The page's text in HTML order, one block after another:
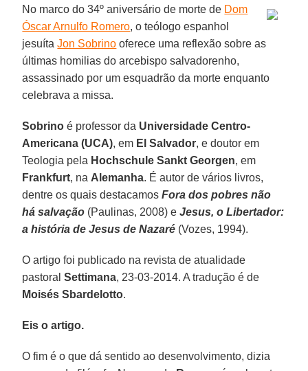
No marco do 34º aniversário de morte de Dom
Óscar Arnulfo Romero, o teólogo espanhol
jesuítaJon Sobrino oferece uma reflexão sobre as
últimas homilias do arcebispo salvadorenho,
assassinado por um esquadrão da morte enquanto
celebrava a missa.
Sobrino é professor da Universidade Centro-
Americana (UCA), em El Salvador, e doutor em
Teologia pela Hochschule Sankt Georgen, em
Frankfurt, na Alemanha. É autor de vários livros,
dentre os quais destacamosFora dos pobres não
há salvação (Paulinas, 2008) eJesus, o Libertador:
a história de Jesus de Nazaré (Vozes, 1994).
O artigo foi publicado na revista de atualidade
pastoralSettimana, 23-03-2014. A tradução é de
Moisés Sbardelotto.
Eis o artigo.
O fim é o que dá sentido ao desenvolvimento, dizia